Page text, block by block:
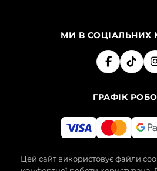
МИ В СОЦІАЛЬНИХ
ГРАФІК
Цей сайт використовує файли